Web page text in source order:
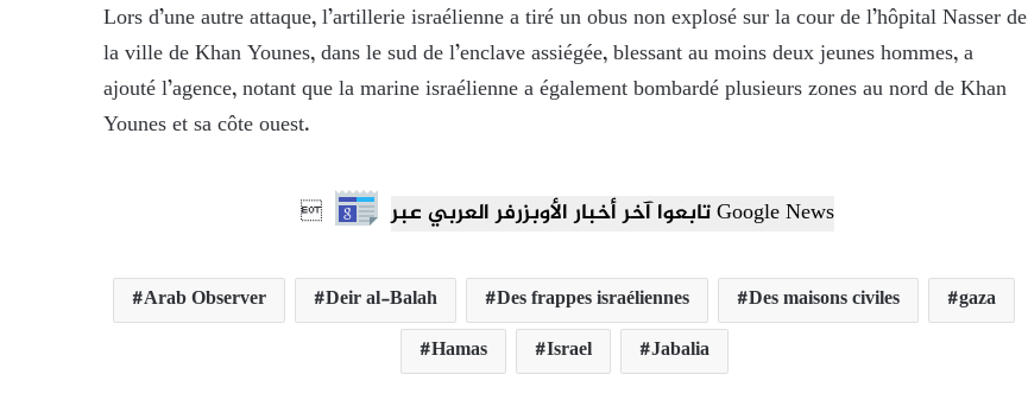
Lors d’une autre attaque, l’artillerie israélienne a tiré un obus non explosé sur la cour de l’hôpital Nasser de
la ville de Khan Younes, dans le sud de l’enclave assiégée, blessant au moins deux jeunes hommes, a
ajouté l’agence, notant que la marine israélienne a également bombardé plusieurs zones au nord de Khan
Younes et sa côte ouest.
 تابعوا آخر أخبار الأوبزرفر العربي عبر Google News
Arab Observer Deir al-Balah Des frappes israéliennes Des maisons civiles
gaza
Hamas
Israel Jabalia